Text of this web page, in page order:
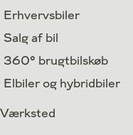
Erhvervsbiler
Salg af bil
360° brugtbilskøb
Elbiler og hybridbiler
Værksted